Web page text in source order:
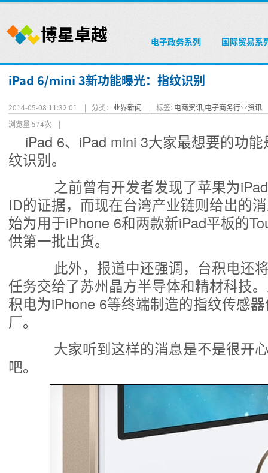
电子政务系列 国际贸易系
iPad 6/mini 3新功能曝光：指纹识别
2014-05-08 11:32:01 | 分类： 业界新闻 | 标签: 电商资讯,电子商务行业资讯
浏览量 574次 |
iPad 6、iPad mini 3大家最想要的功
纹识别。
之前曾有开发者发现了苹果为iPad
ID的证据，而现在台湾产业链则给出的
始为用于iPhone 6和两款新iPad平板的
供第一批出货。
此外，报道中还强调，台积电还将
任务交给了苏州晶方半导体和精材科技
积电为iPhone 6等终端制造的指纹传感
厂。
大家听到这样的消息是不是很开
吧。